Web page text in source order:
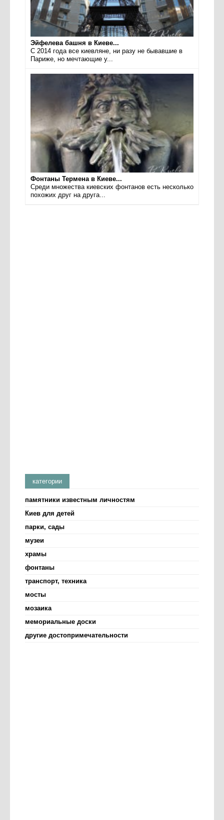
Эйфелева башня в Киеве...
С 2014 года все киевляне, ни разу не бывавшие в
Париже, но мечтающие у...
Фонтаны Термена в Киеве...
Среди множества киевских фонтанов есть несколько
похожих друг на друга...
категории
памятники известным личностям
Киев для детей
парки, сады
музеи
храмы
фонтаны
транспорт, техника
мосты
мозаика
мемориальные доски
другие достопримечательности